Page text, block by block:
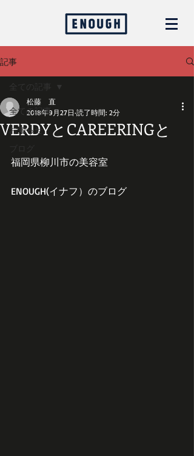
記事
全ての記事
お知らせ
ブログ
全ての記事
VERDYとCAREERINGと
松藤 直
2018年9月27日 読了時間: 2分
福岡県柳川市の美容室
ENOUGH(イナフ）のブログ